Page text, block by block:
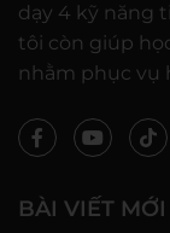
dạy 4 kỹ năng
tôi còn giúp
nhằm phục vụ
BÀI VIẾT